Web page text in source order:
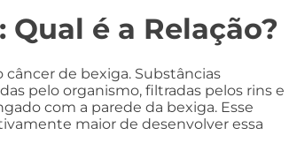
é a Relação?
de bexiga. Substâncias
pelo organismo, filtradas pelos rins e
com a parede da bexiga. Esse
maior de desenvolver essa